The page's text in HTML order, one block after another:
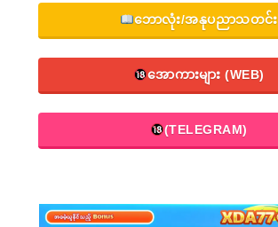
ဘောလုံး/အနုပညာသတင်း
အောကားများ (WEB)
(TELEGRAM)